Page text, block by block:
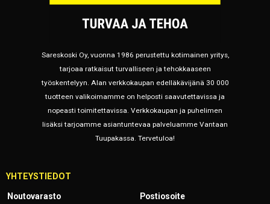
Sareskoski Oy, vuonna 1986 perustettu kotimainen yritys,
tarjoaa ratkaisut turvalliseen ja tehokkaaseen
työskentelyyn. Alan verkkokaupan edelläkävijänä 30 000
tuotteen valikoimamme on helposti saavutettavissa ja
nopeasti toimitettavissa. Verkkokaupan ja puhelimen
lisäksi tarjoamme asiantuntevaa palveluamme Vantaan
Tuupakassa. Tervetuloa!
YHTEYSTIEDOT
Noutovarasto Postiosoite